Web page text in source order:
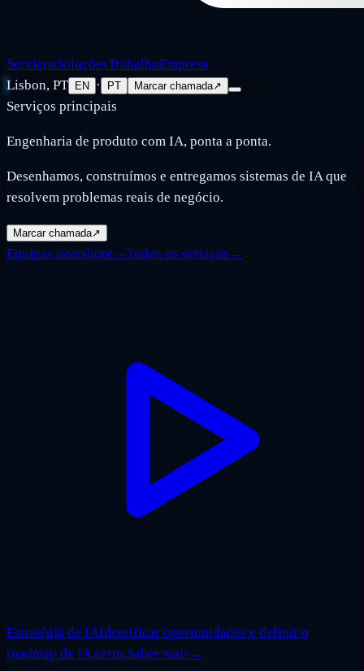
ServiçosSoluçõesTrabalhoEmpresa
Lisbon, PT
EN · PT Marcar chamada↗
Serviços principais
Engenharia de produto com IA, ponta a ponta.
Desenhamos, construímos e entregamos sistemas de IA que
resolvem problemas reais de negócio.
Marcar chamada↗
Equipas nearshore →Todos os serviços →
Estratégia de IAIdentificar oportunidades e definir o
roadmap de IA certo.Saber mais →